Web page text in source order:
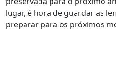
lugar, é hora de guardar as
preparar para os próximos